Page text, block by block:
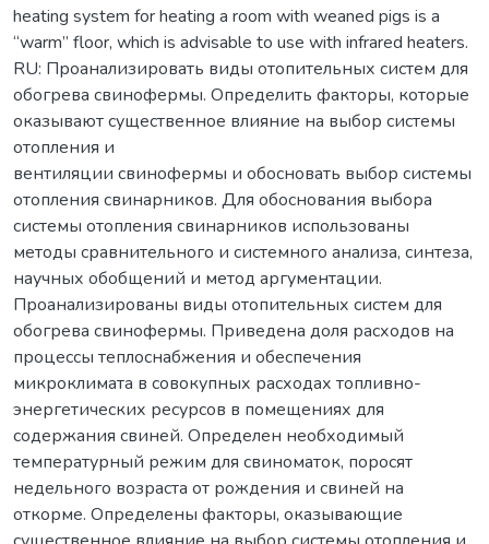
heating system for heating a room with weaned pigs is a
“warm” floor, which is advisable to use with infrared heaters.
RU: Проанализировать виды отопительных систем для
обогрева свинофермы. Определить факторы, которые
оказывают существенное влияние на выбор системы
отопления и
вентиляции свинофермы и обосновать выбор системы
отопления свинарников. Для обоснования выбора
системы отопления свинарников использованы
методы сравнительного и системного анализа, синтеза,
научных обобщений и метод аргументации.
Проанализированы виды отопительных систем для
обогрева свинофермы. Приведена доля расходов на
процессы теплоснабжения и обеспечения
микроклимата в совокупных расходах топливно-
энергетических ресурсов в помещениях для
содержания свиней. Определен необходимый
температурный режим для свиноматок, поросят
недельного возраста от рождения и свиней на
откорме. Определены факторы, оказывающие